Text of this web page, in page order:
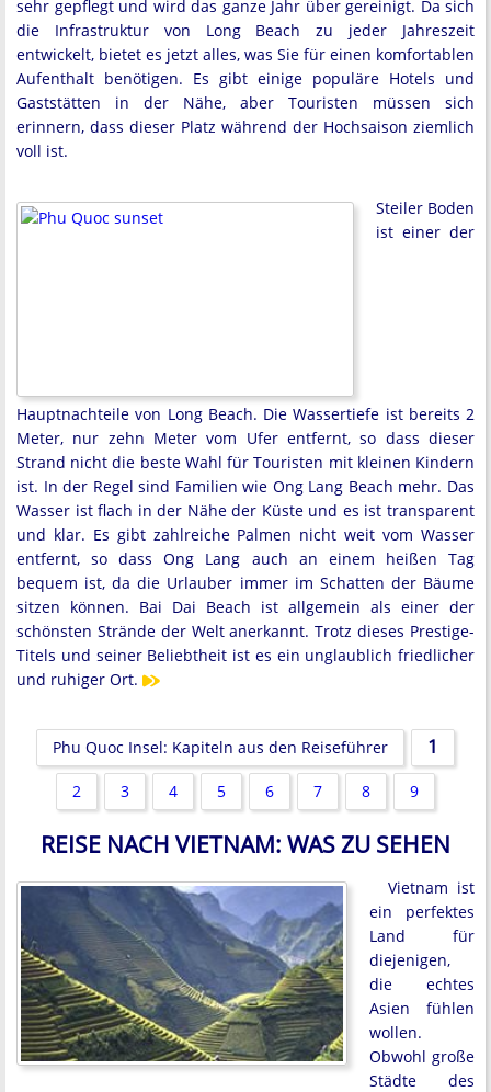
sehr gepflegt und wird das ganze Jahr über gereinigt. Da sich
die Infrastruktur von Long Beach zu jeder Jahreszeit
entwickelt, bietet es jetzt alles, was Sie für einen komfortablen
Aufenthalt benötigen. Es gibt einige populäre Hotels und
Gaststätten in der Nähe, aber Touristen müssen sich
erinnern, dass dieser Platz während der Hochsaison ziemlich
voll ist.
Steiler Boden
ist einer der
Hauptnachteile von Long Beach. Die Wassertiefe ist bereits 2
Meter, nur zehn Meter vom Ufer entfernt, so dass dieser
Strand nicht die beste Wahl für Touristen mit kleinen Kindern
ist. In der Regel sind Familien wie Ong Lang Beach mehr. Das
Wasser ist flach in der Nähe der Küste und es ist transparent
und klar. Es gibt zahlreiche Palmen nicht weit vom Wasser
entfernt, so dass Ong Lang auch an einem heißen Tag
bequem ist, da die Urlauber immer im Schatten der Bäume
sitzen können. Bai Dai Beach ist allgemein als einer der
schönsten Strände der Welt anerkannt. Trotz dieses Prestige-
Titels und seiner Beliebtheit ist es ein unglaublich friedlicher
und ruhiger Ort.
Phu Quoc Insel: Kapiteln aus den Reiseführer 1
2 3 4 5 6 7 8 9
REISE NACH VIETNAM: WAS ZU SEHEN
Vietnam ist
ein perfektes
Land für
diejenigen,
die echtes
Asien fühlen
wollen.
Obwohl große
Städte des